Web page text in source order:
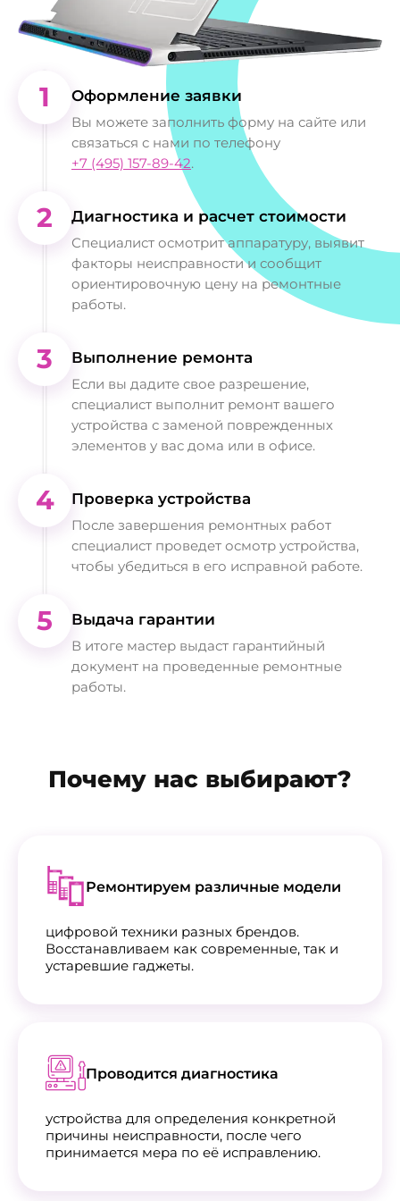
1 Оформление заявки
Вы можете заполнить форму на сайте или
связаться с нами по телефону
+7 (495) 157-89-42.
2 Диагностика и расчет стоимости
Специалист осмотрит аппаратуру, выявит
факторы неисправности и сообщит
ориентировочную цену на ремонтные
работы.
3 Выполнение ремонта
Если вы дадите свое разрешение,
специалист выполнит ремонт вашего
устройства с заменой поврежденных
элементов у вас дома или в офисе.
4 Проверка устройства
После завершения ремонтных работ
специалист проведет осмотр устройства,
чтобы убедиться в его исправной работе.
5 Выдача гарантии
В итоге мастер выдаст гарантийный
документ на проведенные ремонтные
работы.
Почему нас выбирают?
Ремонтируем различные модели
цифровой техники разных брендов.
Восстанавливаем как современные, так и
устаревшие гаджеты.
Проводится диагностика
устройства для определения конкретной
причины неисправности, после чего
принимается мера по её исправлению.